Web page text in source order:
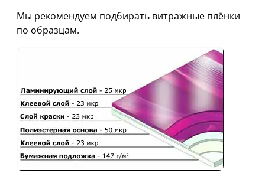
Мы рекомендуем подбирать витражные плёнки
по образцам.